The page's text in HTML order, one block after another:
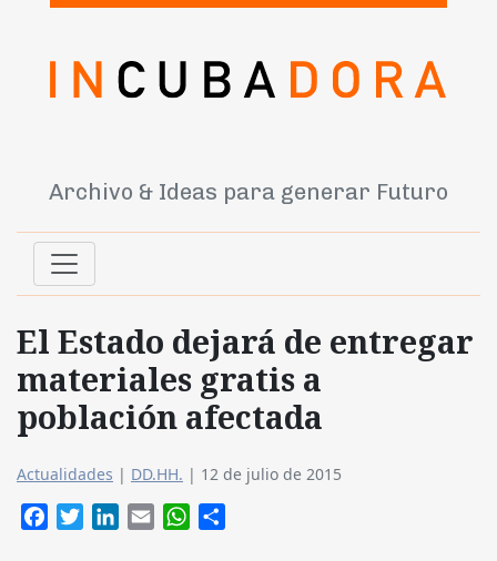
Archivo & Ideas para generar Futuro
El Estado dejará de entregar
materiales gratis a
población afectada
Actualidades | DD.HH. | 12 de julio de 2015
FacebookTwitterLinkedIn
Email WhatsApp